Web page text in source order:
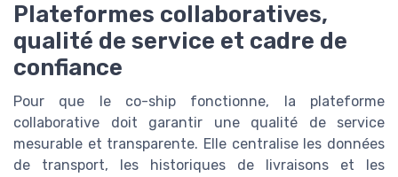
Plateformes collaboratives,
qualité de service et cadre de
confiance
Pour que le co-ship fonctionne, la plateforme
collaborative doit garantir une qualité de service
mesurable et transparente. Elle centralise les données
de transport, les historiques de livraisons et les